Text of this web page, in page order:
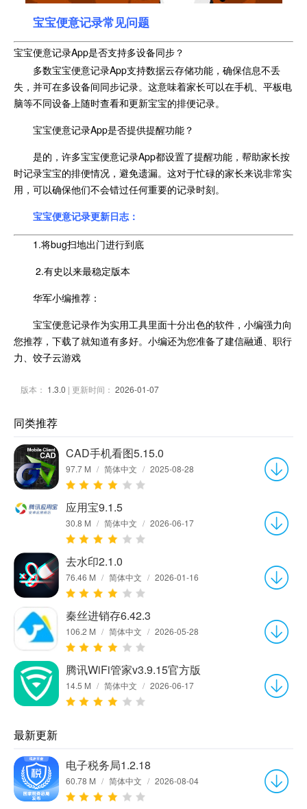
宝宝便意记录常见问题
宝宝便意记录App是否支持多设备同步？
多数宝宝便意记录App支持数据云存储功能，确保信息不丢
失，并可在多设备间同步记录。这意味着家长可以在手机、平板电
脑等不同设备上随时查看和更新宝宝的排便记录。
宝宝便意记录App是否提供提醒功能？
是的，许多宝宝便意记录App都设置了提醒功能，帮助家长按
时记录宝宝的排便情况，避免遗漏。这对于忙碌的家长来说非常实
用，可以确保他们不会错过任何重要的记录时刻。
宝宝便意记录更新日志：
1.将bug扫地出门进行到底
2.有史以来最稳定版本
华军小编推荐：
宝宝便意记录作为实用工具里面十分出色的软件，小编强力向
您推荐，下载了就知道有多好。小编还为您准备了建信融通、职行
力、饺子云游戏
版本： 1.3.0 | 更新时间： 2026-01-07
同类推荐
CAD手机看图5.15.0
97.7 M / 简体中文 / 2025-08-28
应用宝9.1.5
30.8 M / 简体中文 / 2026-06-17
去水印2.1.0
76.46 M / 简体中文 / 2026-01-16
秦丝进销存6.42.3
106.2 M / 简体中文 / 2026-05-28
腾讯WiFi管家v3.9.15官方版
14.5 M / 简体中文 / 2026-06-17
最新更新
电子税务局1.2.18
60.78 M / 简体中文 / 2026-08-04